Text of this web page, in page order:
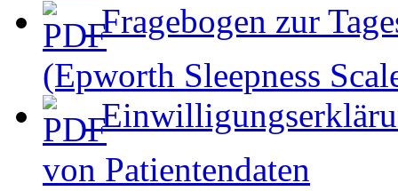
Fragebogen zur
(Epworth Sleepness
von Patientendaten